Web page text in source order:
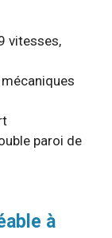
vitesses,
paroi de
à